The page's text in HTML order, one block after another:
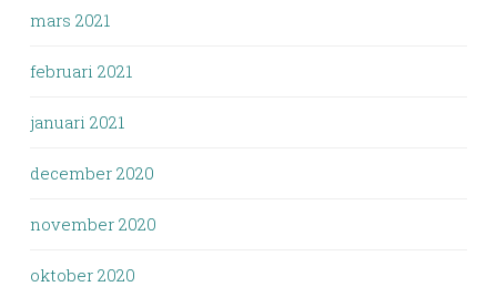
mars 2021
februari 2021
januari 2021
december 2020
november 2020
oktober 2020